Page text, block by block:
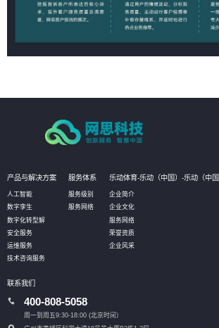
产品与解决方案
人工智能
数字孪生
数字化转型解
安全服务
运维服务
技术咨询服务
服务体系
服务级别
服务网络
乐动体育-乐动（中国）-乐动（中国
企业简介
企业文化
服务网络
荣誉资质
企业风采
联系我们
400-808-5058
周一到周五9:30-18:00 (北京时间）